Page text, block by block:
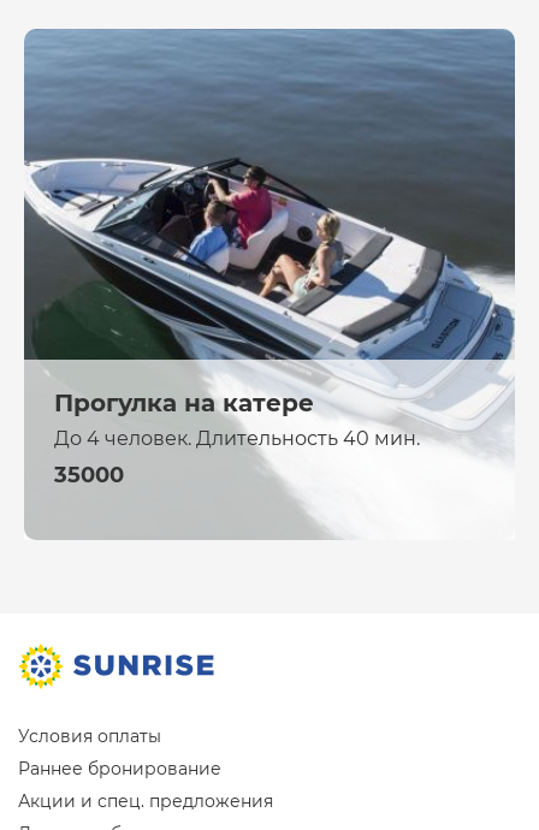
Прогулка на катере
До 4 человек. Длительность 40 мин.
35000
Условия оплаты
Раннее бронирование
Акции и спец. предложения